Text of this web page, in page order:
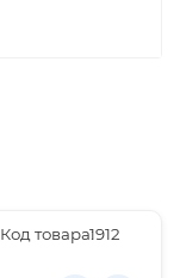
Код товара:1912